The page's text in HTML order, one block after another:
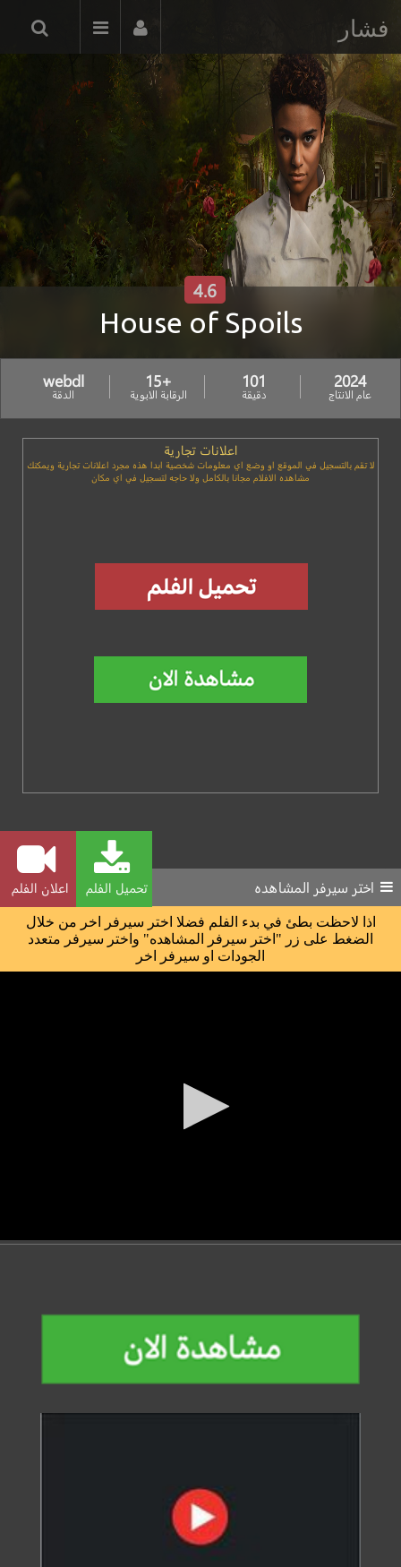
فشار
House of Spoils
4.6
2024
عام الانتاج
101
دقيقة
+15
الرقابة الابوية
webdl
الدقة
اعلانات تجارية
لا تقم بالتسجيل في الموقع او وضع اي معلومات شخصية ابدا هذه مجرد اعلانات تجارية ويمكنك
مشاهده الافلام مجانا بالكامل ولا حاجه لتسجيل في اي مكان
تحميل الفلم اعلان الفلم اختر سيرفر المشاهده
اذا لاحظت بطئ في بدء الفلم فضلا اختر سيرفر اخر من خلال
الضغط على زر "اختر سيرفر المشاهده" واختر سيرفر متعدد
الجودات او سيرفر اخر